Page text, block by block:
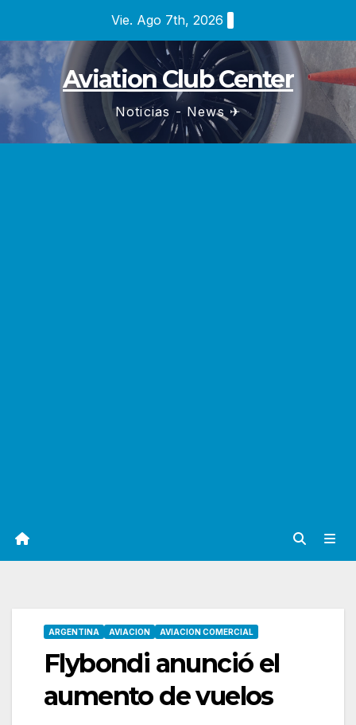
contenido
Vie. Ago 7th, 2026
Aviation Club Center
Noticias - News ✈
ARGENTINA AVIACION AVIACION COMERCIAL
Flybondi anunció el
aumento de vuelos